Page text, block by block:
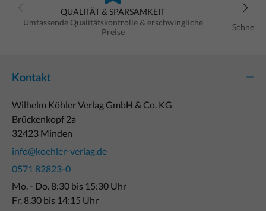
QUALITÄT & SPARSAMKEIT
Umfassende Qualitätskontrolle & erschwingliche
Preise
Schnelle
Kontakt
Wilhelm Köhler Verlag GmbH & Co. KG
Brückenkopf 2a
32423 Minden
info@koehler-verlag.de
0571 82823-0
Mo. - Do. 8:30 bis 15:30 Uhr
Fr. 8.30 bis 14:15 Uhr